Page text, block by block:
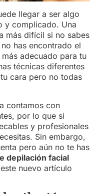
llegar a ser algo
y complicado. Una
más difícil si no sabes
has encontrado el
adecuado para tu
técnicas diferentes
cara pero no todas
contamos con
por lo que si
y profesionales
Sin embargo,
pero aún no te has
depilación facial
nuevo artículo